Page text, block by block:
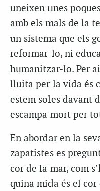
uneixen unes
amb els mals de la
un sistema que els
reformar-lo, ni
humanitzar-lo. Per
lluita per la vida és
estem soles davant
escampa mort per
En abordar en la
zapatistes es
cor de la mar, com
quina mida és el